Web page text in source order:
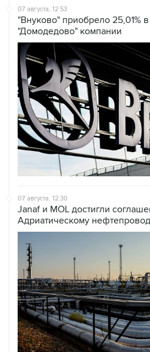
"Домодедово" компании
07 августа, 12:30
Адриатическому нефтепроводу